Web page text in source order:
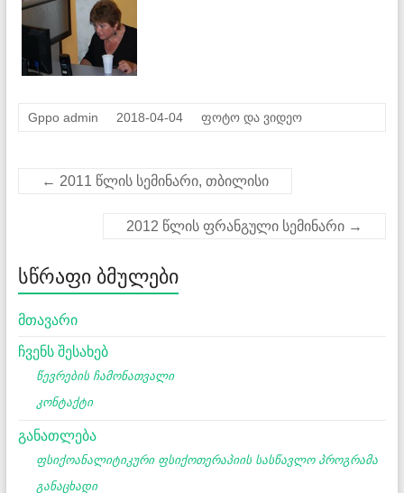
Gppo admin 2018-04-04 ფოტო და ვიდეო
← 2011 წლის სემინარი, თბილისი
2012 წლის ფრანგული სემინარი →
სწრაფი ბმულები
მთავარი
ჩვენს შესახებ
წევრების ჩამონათვალი
კონტაქტი
განათლება
ფსიქოანალიტიკური ფსიქოთერაპიის სასწავლო პროგრამა
განაცხადი